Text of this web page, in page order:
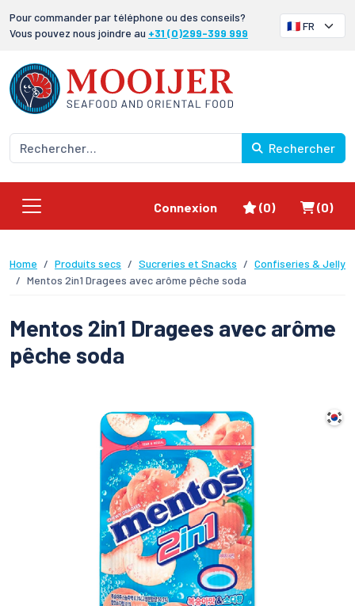
Pour commander par téléphone ou des conseils?
Vous pouvez nous joindre au +31 (0)299-399 999
Rechercher
Connexion Favoris
(0) Panier
(0)
Home Produits secs Sucreries et Snacks
Confiseries & Jelly
Mentos 2in1 Dragees avec arôme pêche soda
Mentos 2in1 Dragees avec arôme
pêche soda